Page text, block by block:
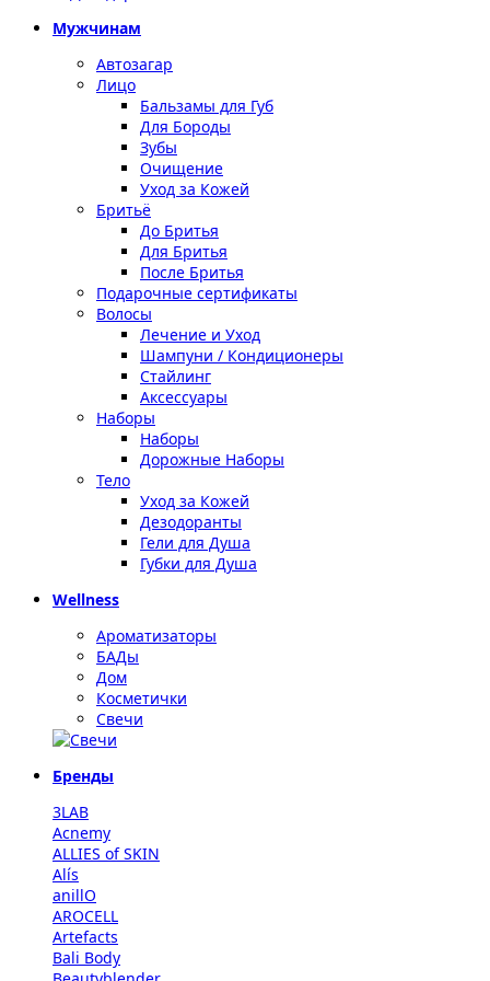
Мужчинам
Автозагар
Лицо
Бальзамы для Губ
Для Бороды
Зубы
Очищение
Уход за Кожей
Бритьё
До Бритья
Для Бритья
После Бритья
Подарочные сертификаты
Волосы
Лечение и Уход
Шампуни / Кондиционеры
Стайлинг
Аксессуары
Наборы
Наборы
Дорожные Наборы
Тело
Уход за Кожей
Дезодоранты
Гели для Душа
Губки для Душа
Wellness
Ароматизаторы
БАДы
Дом
Косметички
Свечи
Бренды
3LAB
Acnemy
ALLIES of SKIN
Alís
anillO
AROCELL
Artefacts
Bali Body